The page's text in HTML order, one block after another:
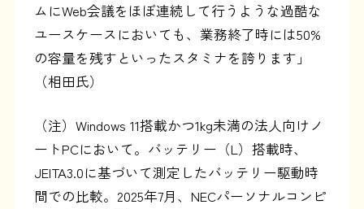
ムにWeb会議をほぼ連続して行うような過酷な
ユースケースにおいても、業務終了時には50%
の容量を残すといったスタミナを誇ります」
（相田氏）
（注）Windows 11搭載かつ1kg未満の法人向けノ
ートPCにおいて。バッテリー（L）搭載時、
JEITA3.0に基づいて測定したバッテリー駆動時
間での比較。2025年7月、NECパーソナルコンピ